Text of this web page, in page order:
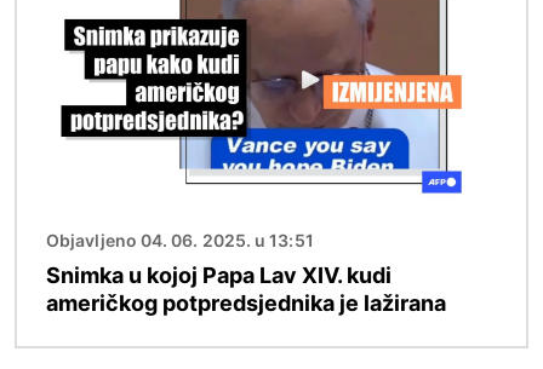
Objavljeno 04. 06. 2025. u 13:51
Snimka u kojoj Papa Lav XIV. kudi
američkog potpredsjednika je lažirana